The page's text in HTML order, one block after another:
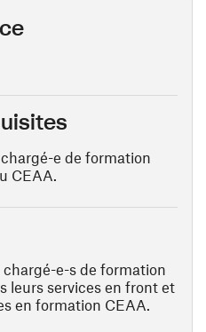
e de formation
CEAA.
chargé-e-s de formation
leurs services en front et
en formation CEAA.